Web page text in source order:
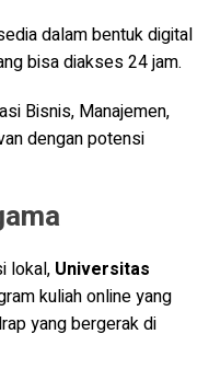
dalam bentuk digital
bisa diakses 24 jam.
Bisnis, Manajemen,
dengan potensi
lokal, Universitas
kuliah online yang
yang bergerak di